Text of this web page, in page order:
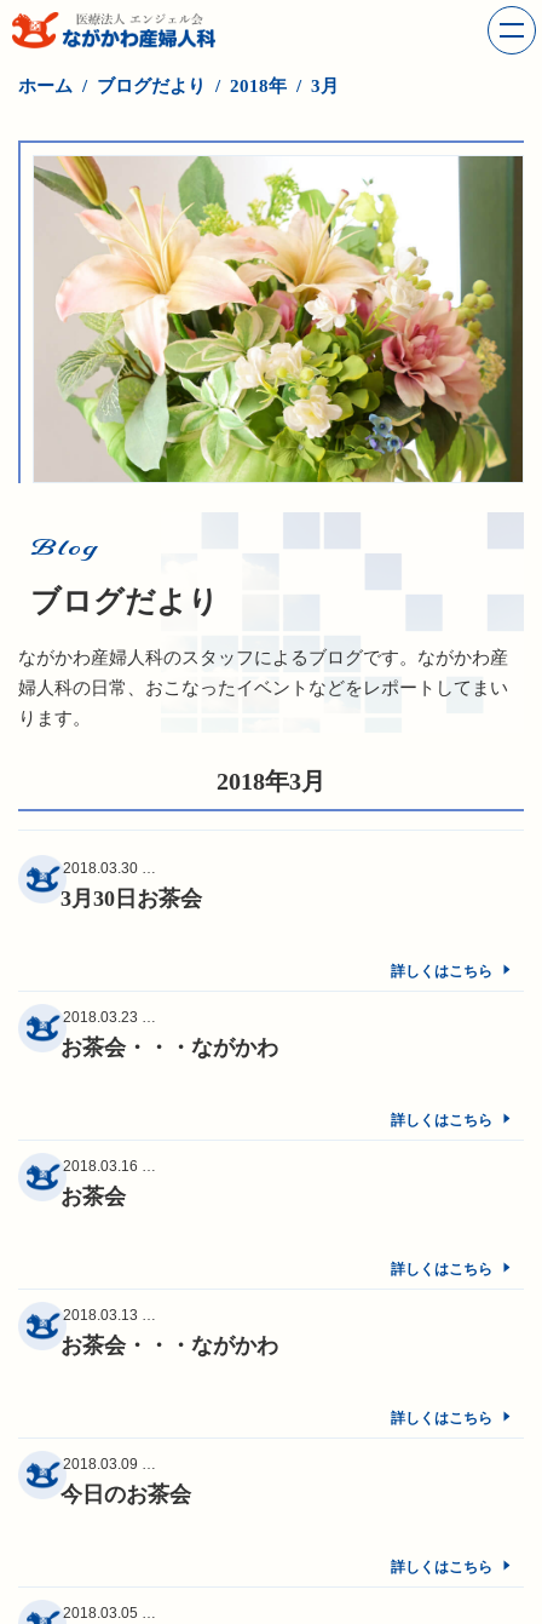
ホーム ブログだより 2018年 3月
Blog
ブログだより
ながかわ産婦人科のスタッフによるブログです。ながかわ産
婦人科の日常、おこなったイベントなどをレポートしてまい
ります。
2018年3月
2018.03.30 …
3月30日お茶会
詳しくはこちら
2018.03.23 …
お茶会・・・ながかわ
詳しくはこちら
2018.03.16 …
お茶会
詳しくはこちら
2018.03.13 …
お茶会・・・ながかわ
詳しくはこちら
2018.03.09 …
今日のお茶会
詳しくはこちら
2018.03.05 …